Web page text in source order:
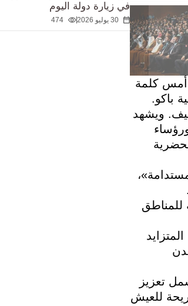
أمس كلمة
ويشهد
ورؤساء
الحضرية
للمناطق
تعزيز
للعيش
في زيارة دولة اليوم
30 يوليو 2026 474